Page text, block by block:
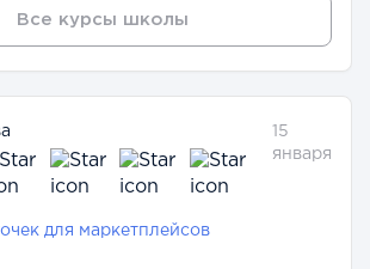
Все курсы школы
15
января
для маркетплейсов